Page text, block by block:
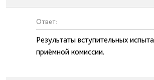
Ответ:
Результаты вступительных
приёмной комиссии.